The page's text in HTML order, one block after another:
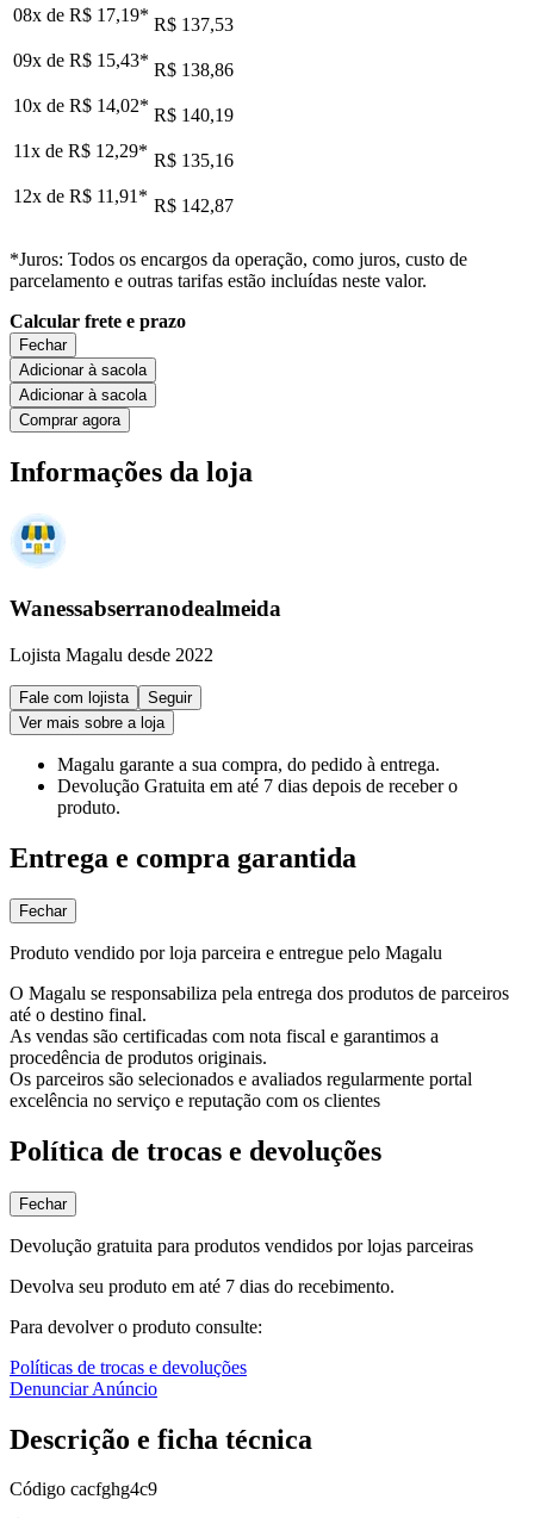
08x de R$ 17,19* R$ 137,53
09x de R$ 15,43* R$ 138,86
10x de R$ 14,02* R$ 140,19
11x de R$ 12,29* R$ 135,16
12x de R$ 11,91 * R$ 142,87
*Juros: Todos os encargos da operação, como juros, custo de
parcelamento e outras tarifas estão incluídas neste valor.
Calcular frete e prazo
Fechar
Adicionar à sacola
Adicionar à sacola
Comprar agora
Informações da loja
Wanessabserranodealmeida
Lojista Magalu desde 2022
Fale com lojista
Seguir
Ver mais sobre a loja
Magalu garante a sua compra, do pedido à entrega.
Devolução Gratuita em até 7 dias depois de receber o
produto.
Entrega e compra garantida
Fechar
Produto vendido por loja parceira e entregue pelo Magalu
O Magalu se responsabiliza pela entrega dos produtos de parceiros
até o destino final.
As vendas são certificadas com nota fiscal e garantimos a
procedência de produtos originais.
Os parceiros são selecionados e avaliados regularmente portal
excelência no serviço e reputação com os clientes
Política de trocas e devoluções
Fechar
Devolução gratuita para produtos vendidos por lojas parceiras
Devolva seu produto em até 7 dias do recebimento.
Para devolver o produto consulte:
Políticas de trocas e devoluções
Denunciar Anúncio
Descrição e ficha técnica
Código cacfghg4c9